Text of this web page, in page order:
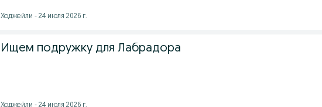
Ходжейли - 24 июля 2026 г.
Ищем подружку для Лабрадора
Ходжейли - 24 июля 2026 г.